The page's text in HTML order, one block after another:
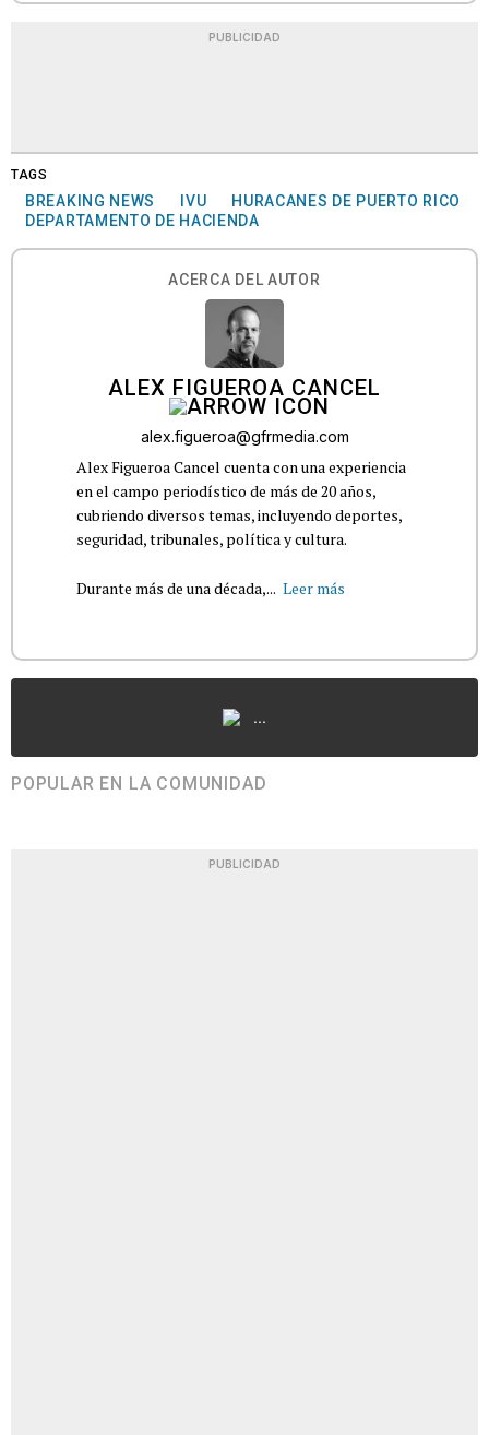
PUBLICIDAD
TAGS
BREAKING NEWS IVU
HURACANES DE PUERTO RICO
DEPARTAMENTO DE HACIENDA
ACERCA DEL AUTOR
ALEX FIGUEROA CANCEL
alex.figueroa@gfrmedia.com
Alex Figueroa Cancel cuenta con una experiencia
en el campo periodístico de más de 20 años,
cubriendo diversos temas, incluyendo deportes,
seguridad, tribunales, política y cultura.
Durante más de una década,... Leer más
...
POPULAR EN LA COMUNIDAD
PUBLICIDAD